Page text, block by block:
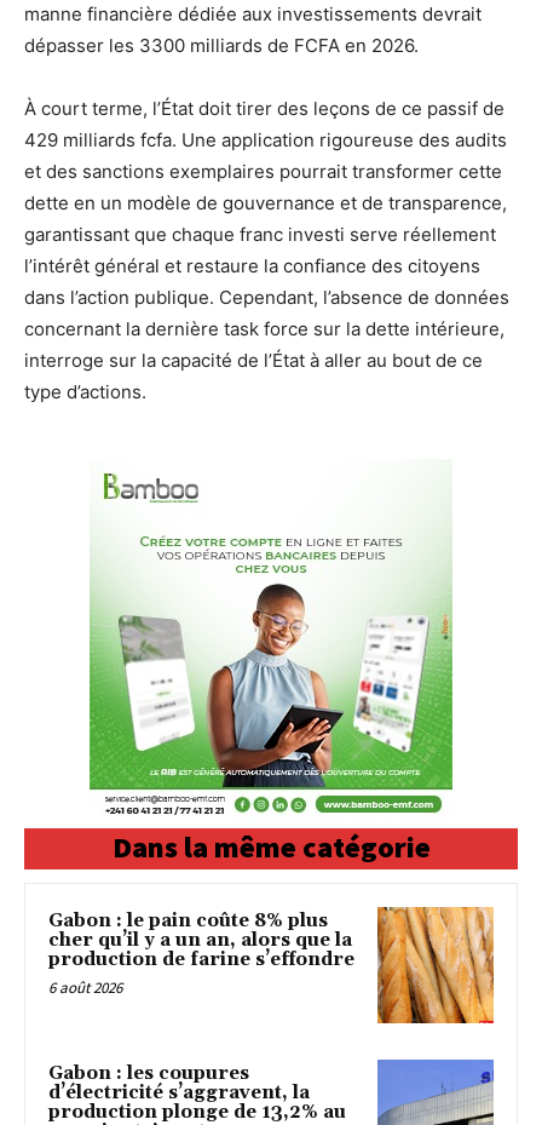
manne financière dédiée aux investissements devrait
dépasser les 3300 milliards de FCFA en 2026.
À court terme, l’État doit tirer des leçons de ce passif de
429 milliards fcfa. Une application rigoureuse des audits
et des sanctions exemplaires pourrait transformer cette
dette en un modèle de gouvernance et de transparence,
garantissant que chaque franc investi serve réellement
l’intérêt général et restaure la confiance des citoyens
dans l’action publique. Cependant, l’absence de données
concernant la dernière task force sur la dette intérieure,
interroge sur la capacité de l’État à aller au bout de ce
type d’actions.
Dans la même catégorie
Gabon : le pain coûte 8% plus
cher qu’il y a un an, alors que la
production de farine s’effondre
6 août 2026
Gabon : les coupures
d’électricité s’aggravent, la
production plonge de 13,2% au